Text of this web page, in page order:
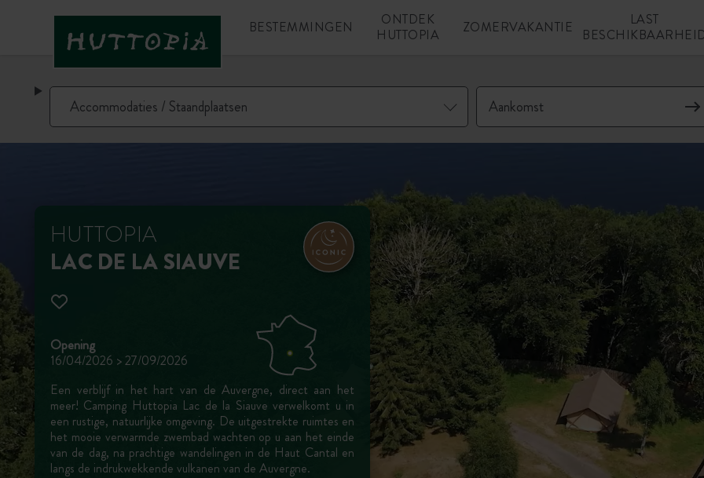
BESTEMMINGEN
ONTDEK
HUTTOPIA
ZOMERVAKANTIE
LAST
HUTTOPIA
LAC DE LA SIAUVE
Opening
16/04/2026 > 27/09/2026
Een verblijf in het hart van de Auvergne, direct aan het
meer! Camping Huttopia Lac de la Siauve verwelkomt u in
een rustige, natuurlijke omgeving. De uitgestrekte ruimtes en
het mooie verwarmde zwembad wachten op u aan het einde
van de dag, na prachtige wandelingen in de Haut Cantal en
langs de indrukwekkende vulkanen van de Auvergne.